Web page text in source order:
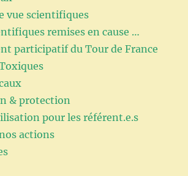
vue scientifiques
remises en cause …
participatif du Tour de France
& protection
pour les référent.e.s
actions